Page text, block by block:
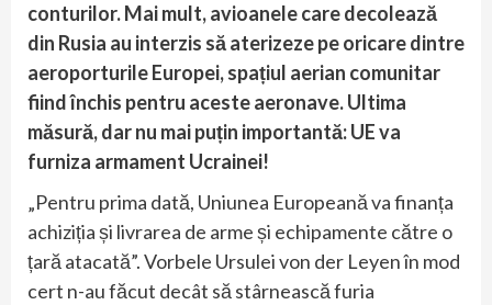
conturilor. Mai mult, avioanele care decolează
din Rusia au interzis să aterizeze pe oricare dintre
aeroporturile Europei, spațiul aerian comunitar
fiind închis pentru aceste aeronave. Ultima
măsură, dar nu mai puțin importantă: UE va
furniza armament Ucrainei!
„Pentru prima dată, Uniunea Europeană va finanța
achiziția și livrarea de arme și echipamente către o
țară atacată”. Vorbele Ursulei von der Leyen în mod
cert n-au făcut decât să stârnească furia